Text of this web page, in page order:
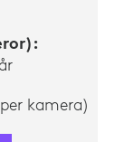
kamera)